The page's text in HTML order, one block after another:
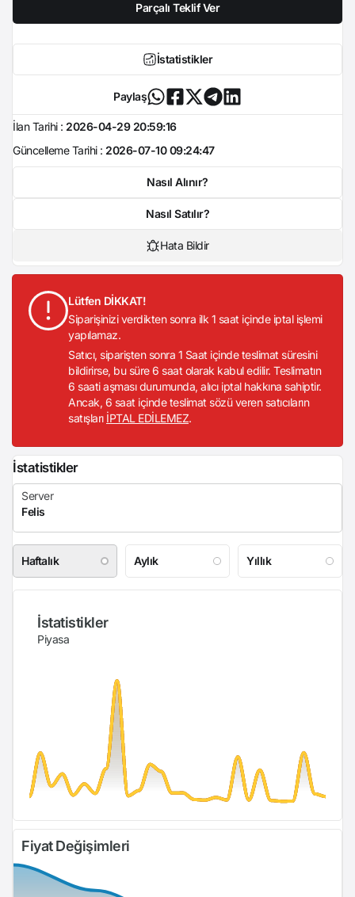
Parçalı Teklif Ver
İstatistikler
Paylaş
İlan Tarihi : 2026-04-29 20:59:16
Güncelleme Tarihi : 2026-07-10 09:24:47
Nasıl Alınır?
Nasıl Satılır?
Hata Bildir
Lütfen DİKKAT!
Siparişinizi verdikten sonra ilk 1 saat içinde iptal işlemi
yapılamaz.
Satıcı, siparişten sonra 1 Saat içinde teslimat süresini
bildirirse, bu süre 6 saat olarak kabul edilir. Teslimatın
6 saati aşması durumunda, alıcı iptal hakkına sahiptir.
Ancak, 6 saat içinde teslimat sözü veren satıcıların
satışları İPTAL EDİLEMEZ.
İstatistikler
Haftalık Aylık Yıllık
İstatistikler
Piyasa
Fiyat Değişimleri